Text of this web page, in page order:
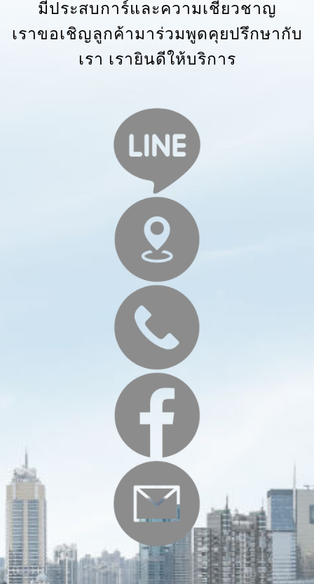
มีประสบการ์และความเชี่ยวชาญ​
เราขอเชิญลูกค้ามาร่วมพูดคุยปรึกษากับ
เรา เรายินดีให้บริการ